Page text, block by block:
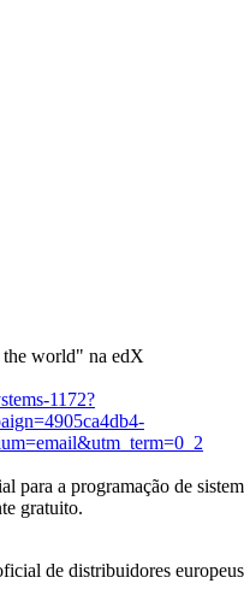
the world" na edX
1172?
a programação de
gratuito.
de distribuidores